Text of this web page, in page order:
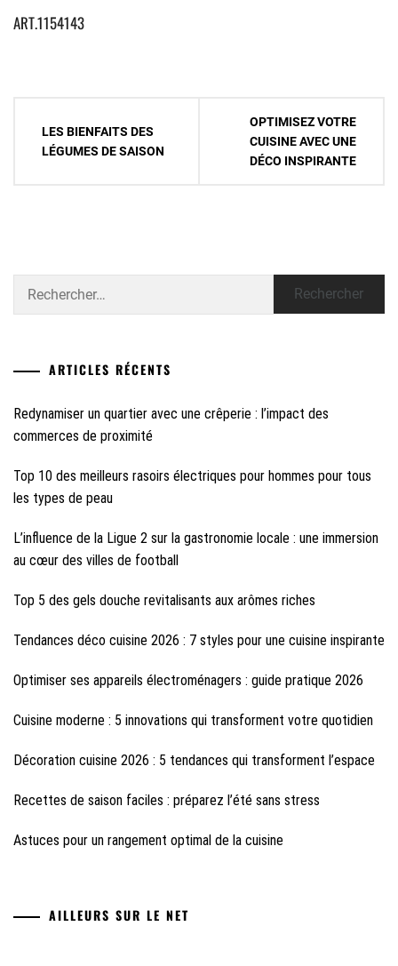
ART.1154143
LES BIENFAITS DES
LÉGUMES DE SAISON
OPTIMISEZ VOTRE
CUISINE AVEC UNE
DÉCO INSPIRANTE
ARTICLES RÉCENTS
Redynamiser un quartier avec une crêperie : l’impact des
commerces de proximité
Top 10 des meilleurs rasoirs électriques pour hommes pour tous
les types de peau
L’influence de la Ligue 2 sur la gastronomie locale : une immersion
au cœur des villes de football
Top 5 des gels douche revitalisants aux arômes riches
Tendances déco cuisine 2026 : 7 styles pour une cuisine inspirante
Optimiser ses appareils électroménagers : guide pratique 2026
Cuisine moderne : 5 innovations qui transforment votre quotidien
Décoration cuisine 2026 : 5 tendances qui transforment l’espace
Recettes de saison faciles : préparez l’été sans stress
Astuces pour un rangement optimal de la cuisine
AILLEURS SUR LE NET